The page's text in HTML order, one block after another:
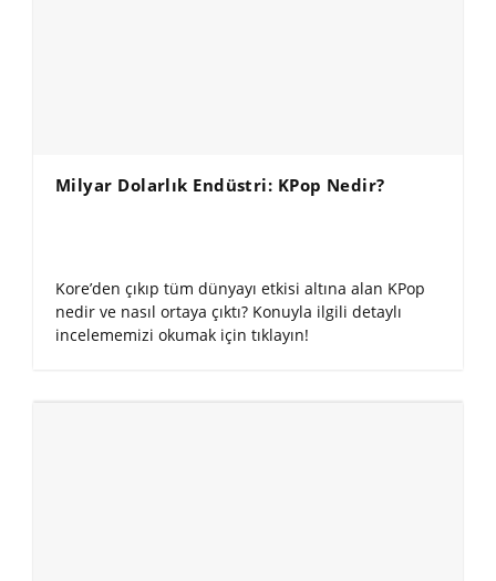
Milyar Dolarlık Endüstri: KPop Nedir?
Kore’den çıkıp tüm dünyayı etkisi altına alan KPop
nedir ve nasıl ortaya çıktı? Konuyla ilgili detaylı
incelememizi okumak için tıklayın!